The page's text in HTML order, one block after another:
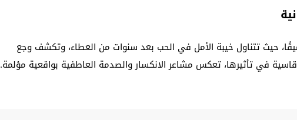
حيث تتناول خيبة الأمل في الحب بعد سنوات من العطاء، وتكشف وجع
في تأثيرها، تعكس مشاعر الانكسار والصدمة العاطفية بواقعية مؤلمة.